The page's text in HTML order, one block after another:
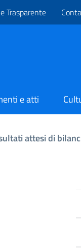
Trasparente
e atti
attesi di